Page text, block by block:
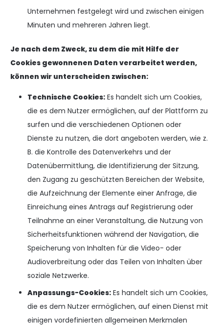
Unternehmen festgelegt wird und zwischen einigen
Minuten und mehreren Jahren liegt.
Je nach dem Zweck, zu dem die mit Hilfe der
Cookies gewonnenen Daten verarbeitet werden,
können wir unterscheiden zwischen:
Technische Cookies: Es handelt sich um Cookies,
die es dem Nutzer ermöglichen, auf der Plattform zu
surfen und die verschiedenen Optionen oder
Dienste zu nutzen, die dort angeboten werden, wie z.
B. die Kontrolle des Datenverkehrs und der
Datenübermittlung, die Identifizierung der Sitzung,
den Zugang zu geschützten Bereichen der Website,
die Aufzeichnung der Elemente einer Anfrage, die
Einreichung eines Antrags auf Registrierung oder
Teilnahme an einer Veranstaltung, die Nutzung von
Sicherheitsfunktionen während der Navigation, die
Speicherung von Inhalten für die Video- oder
Audioverbreitung oder das Teilen von Inhalten über
soziale Netzwerke.
Anpassungs-Cookies: Es handelt sich um Cookies,
die es dem Nutzer ermöglichen, auf einen Dienst mit
einigen vordefinierten allgemeinen Merkmalen